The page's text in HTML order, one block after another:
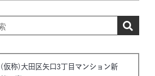
(仮称)大田区矢口3丁目マンション新